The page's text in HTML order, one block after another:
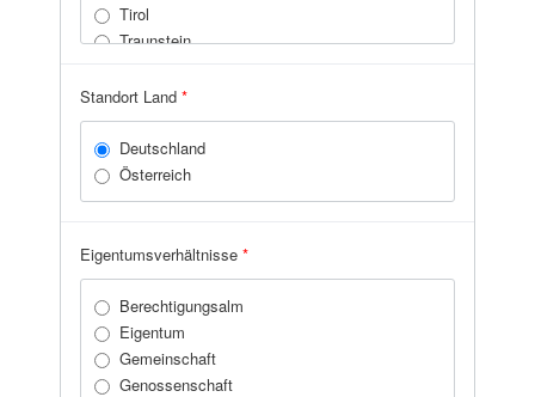
Tirol
Traunstein
Standort Land*
Deutschland
Österreich
Eigentumsverhältnisse*
Berechtigungsalm
Eigentum
Gemeinschaft
Genossenschaft